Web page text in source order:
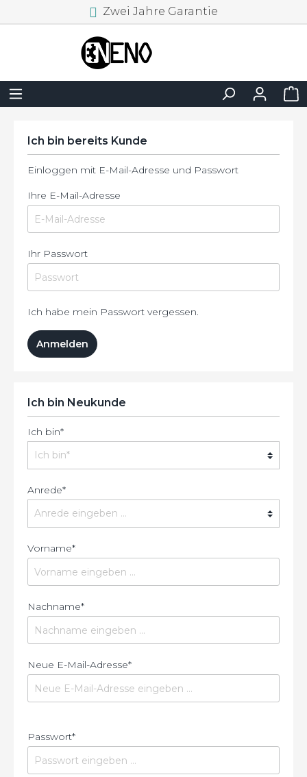
Zwei Jahre Garantie
Ich bin bereits Kunde
Einloggen mit E-Mail-Adresse und Passwort
Ihre E-Mail-Adresse
Ihr Passwort
Ich habe mein Passwort vergessen.
Anmelden
Ich bin Neukunde
Ich bin*
Anrede*
Vorname*
Nachname*
Neue E-Mail-Adresse*
Passwort*